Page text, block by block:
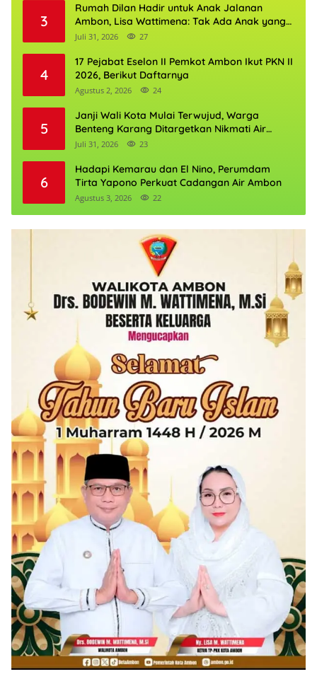
3
Rumah Dilan Hadir untuk Anak Jalanan
Ambon, Lisa Wattimena: Tak Ada Anak yang
Boleh Kehilangan Masa Depannya
Juli 31, 2026 27
4
17 Pejabat Eselon II Pemkot Ambon Ikut PKN II
2026, Berikut Daftarnya
Agustus 2, 2026 24
5
Janji Wali Kota Mulai Terwujud, Warga
Benteng Karang Ditargetkan Nikmati Air
Bersih Pekan Kedua Agustus
Juli 31, 2026 23
6
Hadapi Kemarau dan El Nino, Perumdam
Tirta Yapono Perkuat Cadangan Air Ambon
Agustus 3, 2026 22